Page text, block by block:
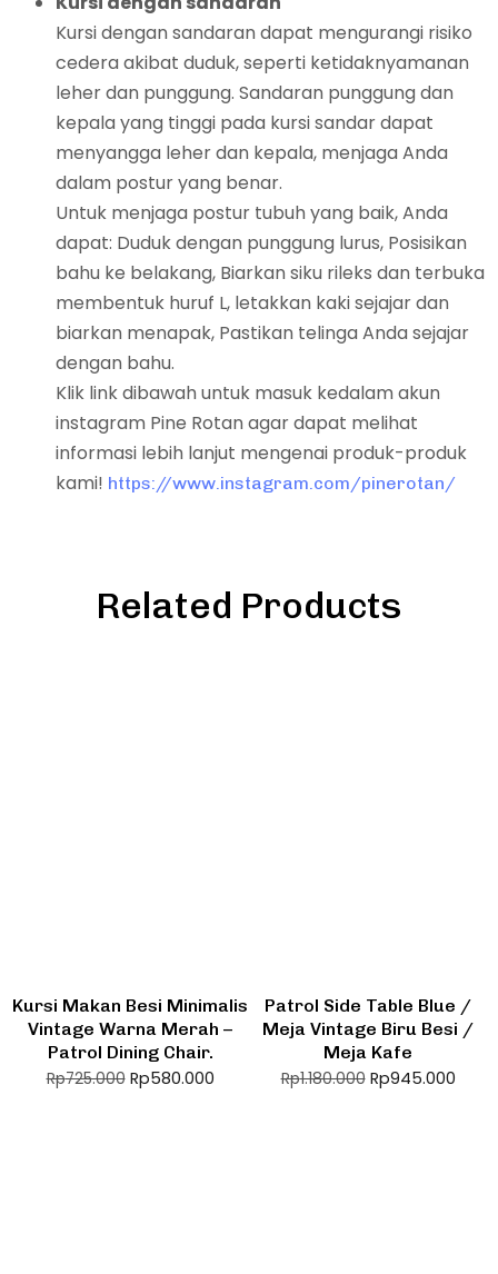
Kursi dengan sandaran dapat mengurangi risiko
cedera akibat duduk, seperti ketidaknyamanan
leher dan punggung. Sandaran punggung dan
kepala yang tinggi pada kursi sandar dapat
menyangga leher dan kepala, menjaga Anda
dalam postur yang benar.
Untuk menjaga postur tubuh yang baik, Anda
dapat: Duduk dengan punggung lurus, Posisikan
bahu ke belakang, Biarkan siku rileks dan terbuka
membentuk huruf L, letakkan kaki sejajar dan
biarkan menapak, Pastikan telinga Anda sejajar
dengan bahu.
Klik link dibawah untuk masuk kedalam akun
instagram Pine Rotan agar dapat melihat
informasi lebih lanjut mengenai produk-produk
kami! https://www.instagram.com/pinerotan/
Related Products
Kursi Makan Besi Minimalis
Vintage Warna Merah –
Patrol Dining Chair.
Rp725.000 Rp580.000
Patrol Side Table Blue /
Meja Vintage Biru Besi /
Meja Kafe
Rp1.180.000 Rp945.000